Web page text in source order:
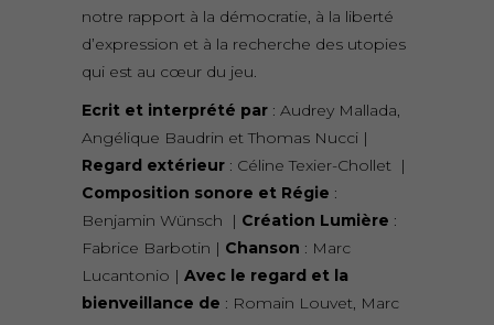
notre rapport à la démocratie, à la liberté
d’expression et à la recherche des utopies
qui est au cœur du jeu.
Ecrit et interprété par : Audrey Mallada,
Angélique Baudrin et Thomas Nucci |
Regard extérieur : Céline Texier-Chollet |
Composition sonore et Régie :
Benjamin Wünsch | Création Lumière :
Fabrice Barbotin | Chanson : Marc
Lucantonio | Avec le regard et la
bienveillance de : Romain Louvet, Marc